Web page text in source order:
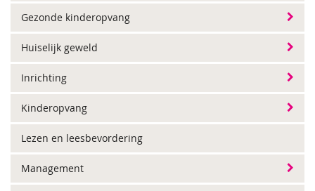
Gezonde kinderopvang
Huiselijk geweld
Inrichting
Kinderopvang
Lezen en leesbevordering
Management